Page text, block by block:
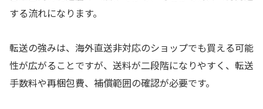
する流れになります。
転送の強みは、海外直送非対応のショップでも買える可能
性が広がることですが、送料が二段階になりやすく、転送
手数料や再梱包費、補償範囲の確認が必要です。